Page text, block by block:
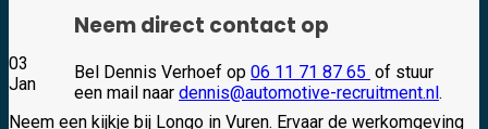
Neem direct contact op
Bel Dennis Verhoef op 06 11 71 87 65 of stuur
een mail naar dennis@automotive-recruitment.nl.
03
Jan
Neem een kijkje bij Longo in Vuren. Ervaar de werkomgeving